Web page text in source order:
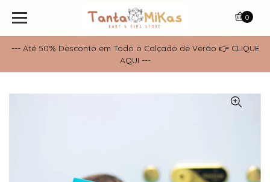
--- Até 50% Desconto em Todo o Calçado de Verão 👉 CLIQUE
AQUI ---
0